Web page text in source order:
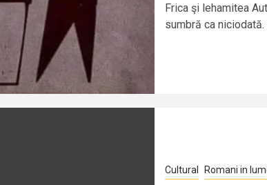
Frica şi lehamitea
sumbră ca niciodată.
Cultural Romani in